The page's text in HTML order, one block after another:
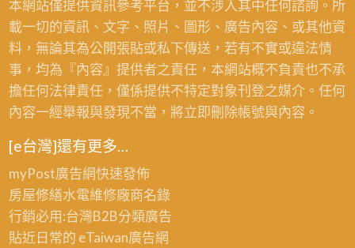
本網站僅提供資訊參考平台，並不涉入其中任何諮詢。所
載一切的資訊、文字、照片、圖形、廣告內容、或其他資
料，無論其為公開張貼或私下傳送，若有不實或違法情
事，均為『內容』提供者之責任，本網站概不負責也不承
擔任何法律責任，僅係提供不特定對象刊登之媒介。任何
內容一經舉報與發現不當，將立即刪除帳號與內容。
[e台灣]還有更多…
myPost廣告網快速發佈
房屋修繕水電維修廠商名錄
行銷必用:台灣B2B分類廣告
貼近日常的 eTaiwan廣告網